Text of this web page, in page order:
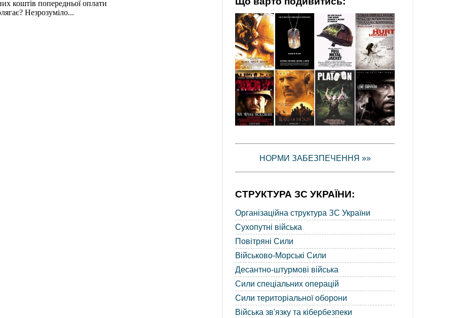
НОРМИ ЗАБЕЗПЕЧЕННЯ »»
СТРУКТУРА ЗС УКРАЇНИ:
Організаційна структура ЗС України
Сухопутні війська
Повітряні Сили
Військово-Морські Сили
Десантно-штурмові війська
Сили спеціальних операцій
Сили територіальної оборони
Війська зв'язку та кібербезпеки